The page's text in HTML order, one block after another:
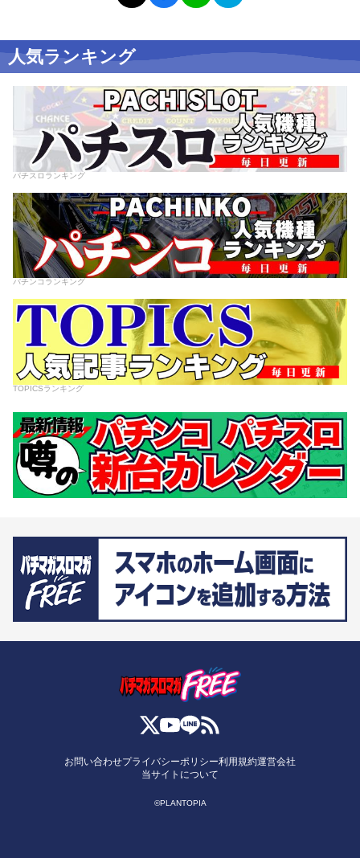
人気ランキング
パチスロランキング
パチンコランキング
TOPICSランキング
お問い合わせプライバシーポリシー利用規約運営会社
当サイトについて
©PLANTOPIA